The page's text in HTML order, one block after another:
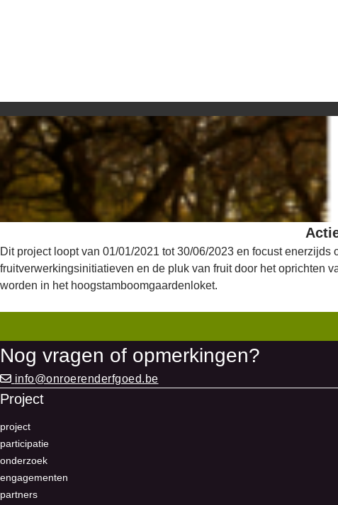
Dit project loopt van 01/01/2021 tot 30/06/2023 en focust
fruitverwerkingsinitiatieven en de pluk van fruit door het oprichten
worden in het hoogstamboomgaardenloket.
Nog vragen of opmerkingen?
info@onroerenderfgoed.be
Project
project
participatie
onderzoek
engagementen
partners